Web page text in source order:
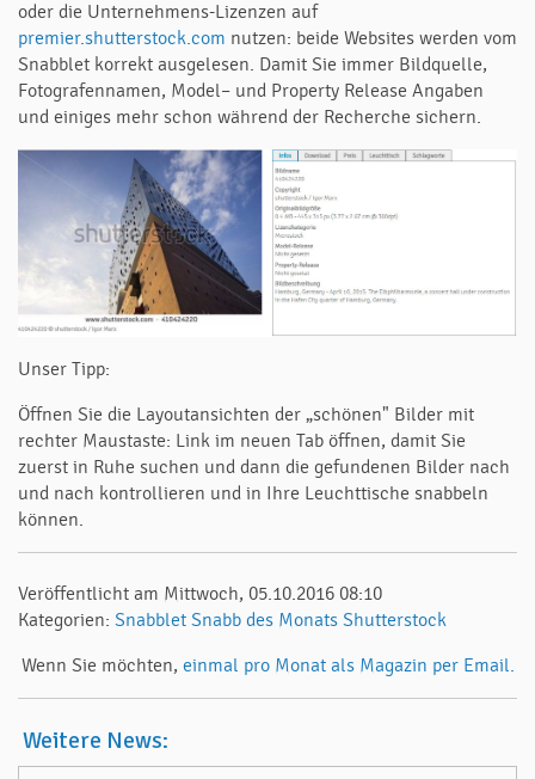
oder die Unternehmens-Lizenzen auf
premier.shutterstock.com nutzen: beide Websites werden vom
Snabblet korrekt ausgelesen. Damit Sie immer Bildquelle,
Fotografennamen, Model– und Property Release Angaben
und einiges mehr schon während der Recherche sichern.
Unser Tipp:
Öffnen Sie die Layoutansichten der „schönen" Bilder mit
rechter Maustaste: Link im neuen Tab öffnen, damit Sie
zuerst in Ruhe suchen und dann die gefundenen Bilder nach
und nach kontrollieren und in Ihre Leuchttische snabbeln
können.
Veröffentlicht am Mittwoch, 05.10.2016 08:10
Kategorien: Snabblet Snabb des Monats Shutterstock
Wenn Sie möchten, einmal pro Monat als Magazin per Email.
Weitere News: